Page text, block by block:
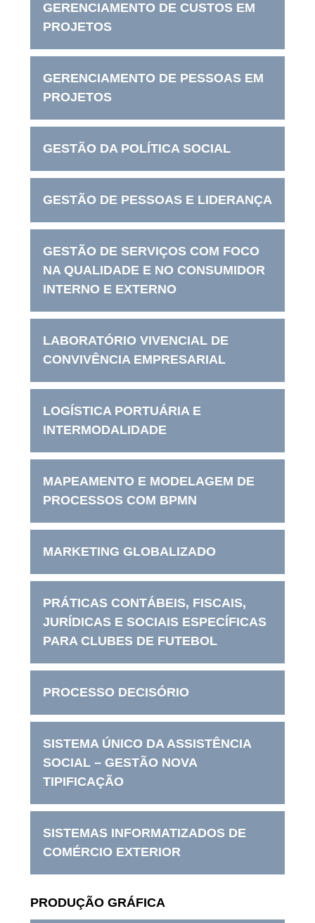
GERENCIAMENTO DE CUSTOS EM
PROJETOS
GERENCIAMENTO DE PESSOAS EM
PROJETOS
GESTÃO DA POLÍTICA SOCIAL
GESTÃO DE PESSOAS E LIDERANÇA
GESTÃO DE SERVIÇOS COM FOCO
NA QUALIDADE E NO CONSUMIDOR
INTERNO E EXTERNO
LABORATÓRIO VIVENCIAL DE
CONVIVÊNCIA EMPRESARIAL
LOGÍSTICA PORTUÁRIA E
INTERMODALIDADE
MAPEAMENTO E MODELAGEM DE
PROCESSOS COM BPMN
MARKETING GLOBALIZADO
PRÁTICAS CONTÁBEIS, FISCAIS,
JURÍDICAS E SOCIAIS ESPECÍFICAS
PARA CLUBES DE FUTEBOL
PROCESSO DECISÓRIO
SISTEMA ÚNICO DA ASSISTÊNCIA
SOCIAL – GESTÃO NOVA
TIPIFICAÇÃO
SISTEMAS INFORMATIZADOS DE
COMÉRCIO EXTERIOR
PRODUÇÃO GRÁFICA